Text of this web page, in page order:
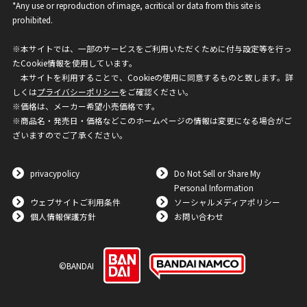
*Any use or reproduction of image, acritical or data from this site is
prohibited.
※本サイトでは、一部のサービスをご利用いただくために付与設定等を行っ
たCookie情報を使用しています。
本サイトを利用することで、Cookieの使用に同意するものと致します。詳
しくはプライバシーポリシーをご確認ください。
※価格は、メーカー希望小売価格です。
※商品名・発売日・価格などこのホームページの情報は変更になる場合がご
ざいますのでご了承ください。
privacypolicy
Do Not Sell or Share My
Personal Information
ウェブサイトご利用条件
ソーシャルメディアポリシー
個人情報保護方針
お問い合わせ
©BANDAI